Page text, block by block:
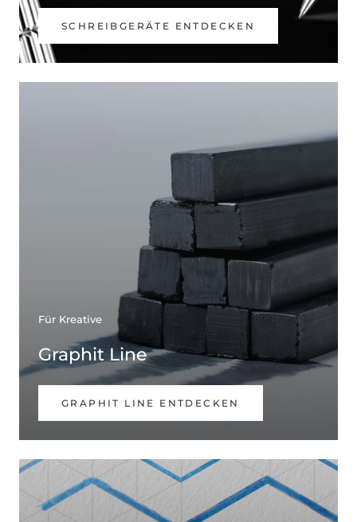
SCHREIBGERÄTE ENTDECKEN
Für Kreative
Graphit Line
GRAPHIT LINE ENTDECKEN